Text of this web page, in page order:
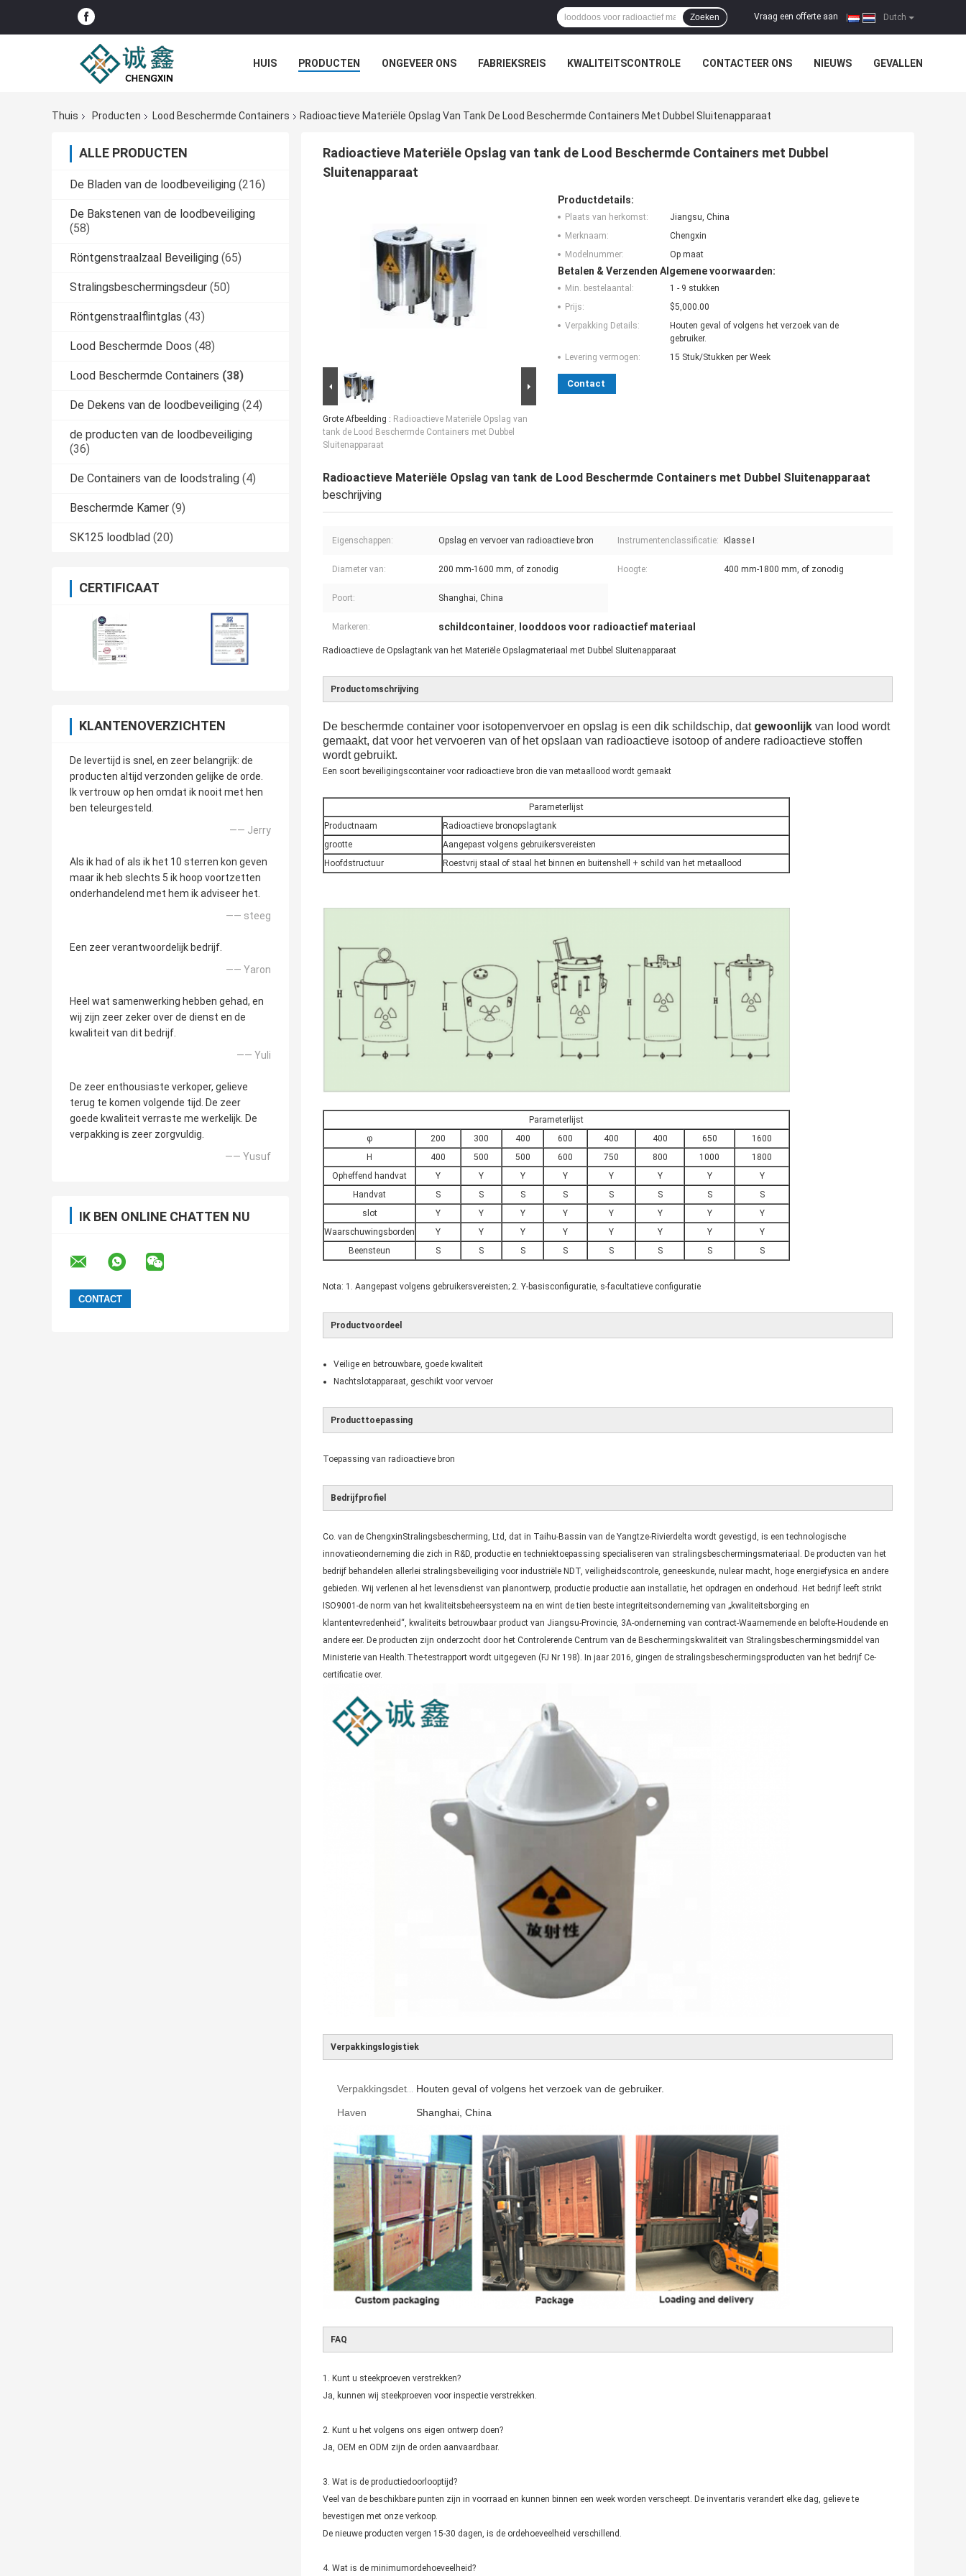
Dutch
Vraag een offerte aan
Zoeken
HUIS PRODUCTEN ONGEVEER ONS FABRIEKSREIS KWALITEITSCONTROLE CONTACTEER ONS NIEUWS GEVALLEN
Thuis Producten Lood Beschermde Containers Radioactieve Materiële Opslag Van Tank De Lood Beschermde Containers Met Dubbel Sluitenapparaat
ALLE PRODUCTEN
De Bladen van de loodbeveiliging (216)
De Bakstenen van de loodbeveiliging
(58)
Röntgenstraalzaal Beveiliging (65)
Stralingsbeschermingsdeur (50)
Röntgenstraalflintglas (43)
Lood Beschermde Doos (48)
Lood Beschermde Containers (38)
De Dekens van de loodbeveiliging (24)
de producten van de loodbeveiliging
(36)
De Containers van de loodstraling (4)
Beschermde Kamer (9)
SK125 loodblad (20)
CERTIFICAAT
KLANTENOVERZICHTEN
De levertijd is snel, en zeer belangrijk: de
producten altijd verzonden gelijke de orde.
Ik vertrouw op hen omdat ik nooit met hen
ben teleurgesteld.
—— Jerry
Als ik had of als ik het 10 sterren kon geven
maar ik heb slechts 5 ik hoop voortzetten
onderhandelend met hem ik adviseer het.
—— steeg
Een zeer verantwoordelijk bedrijf.
—— Yaron
Heel wat samenwerking hebben gehad, en
wij zijn zeer zeker over de dienst en de
kwaliteit van dit bedrijf.
—— Yuli
De zeer enthousiaste verkoper, gelieve
terug te komen volgende tijd. De zeer
goede kwaliteit verraste me werkelijk. De
verpakking is zeer zorgvuldig.
—— Yusuf
IK BEN ONLINE CHATTEN NU
Radioactieve Materiële Opslag van tank de Lood Beschermde Containers met Dubbel
Sluitenapparaat
Grote Afbeelding : Radioactieve Materiële Opslag van
tank de Lood Beschermde Containers met Dubbel
Sluitenapparaat
Productdetails:
Plaats van herkomst:
Jiangsu, China
Merknaam:
Chengxin
Modelnummer:
Op maat
Betalen & Verzenden Algemene voorwaarden:
Min. bestelaantal:
1 - 9 stukken
Prijs:
$5,000.00
Verpakking Details:
Houten geval of volgens het verzoek van de
gebruiker.
Levering vermogen:
15 Stuk/Stukken per Week
Contact
Radioactieve Materiële Opslag van tank de Lood Beschermde Containers met Dubbel Sluitenapparaat
beschrijving
Eigenschappen: Opslag en vervoer van radioactieve bron Instrumentenclassificatie: Klasse I
Diameter van: 200 mm-1600 mm, of zonodig Hoogte: 400 mm-1800 mm, of zonodig
Poort: Shanghai, China
Markeren: schildcontainer, looddoos voor radioactief materiaal
Radioactieve de Opslagtank van het Materiële Opslagmateriaal met Dubbel Sluitenapparaat
Productomschrijving
De beschermde container voor isotopenvervoer en opslag is een dik schildschip, datgewoonlijk van lood wordt
gemaakt, dat voor het vervoeren van of het opslaan van radioactieve isotoop of andere radioactieve stoffen
wordt gebruikt.
Een soort beveiligingscontainer voor radioactieve bron die van metaallood wordt gemaakt
Parameterlijst
Productnaam
Radioactieve bronopslagtank
grootte
Aangepast volgens gebruikersvereisten
Hoofdstructuur
Roestvrij staal of staal het binnen en buitenshell + schild van het metaallood
Parameterlijst
φ
200 300 400 600 400 400 650
1600
H
400 500 500 600 750 800 1000
1800
Opheffend handvat
Y Y Y Y Y Y Y
Y
Handvat
S S S S S S S
S
slot
Y Y Y Y Y Y Y
Y
Waarschuwingsborden
Y Y Y Y Y Y Y
Y
Beensteun
S S S S S S S S
Nota: 1. Aangepast volgens gebruikersvereisten; 2. Y-basisconfiguratie, s-facultatieve configuratie
Productvoordeel
Veilige en betrouwbare, goede kwaliteit
Nachtslotapparaat, geschikt voor vervoer
Producttoepassing
Toepassing van radioactieve bron
Bedrijfprofiel
Co. van de ChengxinStralingsbescherming, Ltd, dat in Taihu-Bassin van de Yangtze-Rivierdelta wordt gevestigd, is een technologische
innovatieonderneming die zich in R&D, productie en techniektoepassing specialiseren van stralingsbeschermingsmateriaal. De producten van het
bedrijf behandelen allerlei stralingsbeveiliging voor industriële NDT, veiligheidscontrole, geneeskunde, nulear macht, hoge energiefysica en andere
gebieden. Wij verlenen al het levensdienst van planontwerp, productie productie aan installatie, het opdragen en onderhoud. Het bedrijf leeft strikt
ISO9001-de norm van het kwaliteitsbeheersysteem na en wint de tien beste integriteitsonderneming van „kwaliteitsborging en
klantentevredenheid“, kwaliteits betrouwbaar product van Jiangsu-Provincie, 3A-onderneming van contract-Waarnemende en belofte-Houdende en
andere eer. De producten zijn onderzocht door het Controlerende Centrum van de Beschermingskwaliteit van Stralingsbeschermingsmiddel van
Ministerie van Health.The-testrapport wordt uitgegeven (FJ Nr 198). In jaar 2016, gingen de stralingsbeschermingsproducten van het bedrijf Ce-
certificatie over.
Verpakkingslogistiek
Verpakkingsdetails Houten geval of volgens het verzoek van de gebruiker.
Haven Shanghai, China
FAQ
1. Kunt u steekproeven verstrekken?
Ja, kunnen wij steekproeven voor inspectie verstrekken.
2. Kunt u het volgens ons eigen ontwerp doen?
Ja, OEM en ODM zijn de orden aanvaardbaar.
3. Wat is de productiedoorlooptijd?
Veel van de beschikbare punten zijn in voorraad en kunnen binnen een week worden verscheept. De inventaris verandert elke dag, gelieve te
bevestigen met onze verkoop.
De nieuwe producten vergen 15-30 dagen, is de ordehoeveelheid verschillend.
4. Wat is de minimumordehoeveelheid?